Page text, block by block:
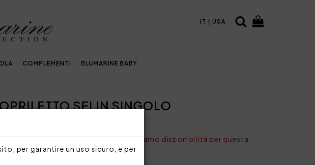
per garantire un uso sicuro, e per
IT | USA
COMPLEMENTI BLUMARINE BABY
SELIN SINGOLO
spiacenti, ma al momento non abbiamo disponibilità per questa